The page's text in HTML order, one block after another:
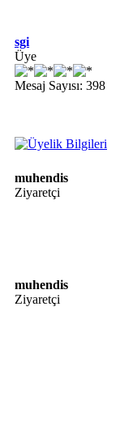
sgi
Üye
Mesaj Sayısı: 398
muhendis
Ziyaretçi
muhendis
Ziyaretçi